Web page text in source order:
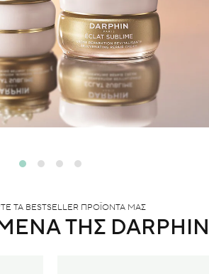
ΤΑ BESTSELLER ΠΡΟΪΟΝΤΑ ΜΑΣ
ΤΗΣ DARPHIN